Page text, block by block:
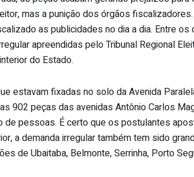
mas a punição dos órgãos
as publicidades no dia a dia. Entre os
apreendidas pelo Tribunal Regional
do Estado.
estavam fixadas no solo da Avenida
902 peças das avenidas Antônio Carlos
de pessoas. É certo que os postulantes
a demanda irregular também tem sido
de Ubaitaba, Belmonte, Serrinha, Porto